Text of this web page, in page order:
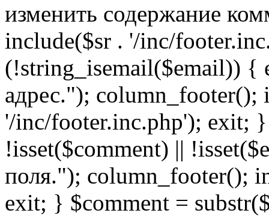
изменить содержание
include($sr . '/inc/
(!string_isemail($email)) {
адрес."); column_footer();
'/inc/footer.inc.php'); exit;
!isset($comment) ||
поля."); column_footer();
exit; } $comment =